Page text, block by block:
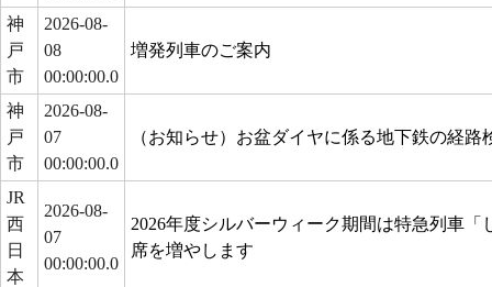
神
戸
市
2026-08-
08
00:00:00.0
増発列車のご案内
神
戸
市
2026-08-
07
00:00:00.0
（お知らせ）お盆ダイヤに係る地下鉄の経
JR
西
日
本
2026-08-
07
00:00:00.0
2026年度シルバーウィーク期間は特急列車「
席を増やします